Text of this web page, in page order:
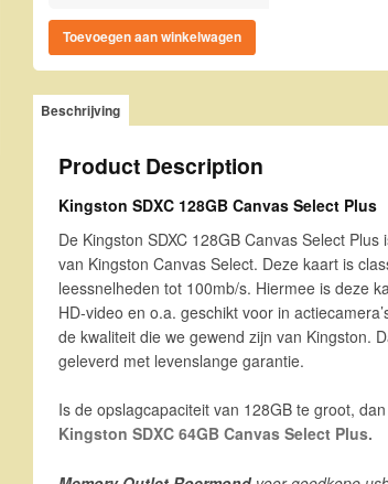
Toevoegen aan winkelwagen
Beschrijving
Product Description
Kingston SDXC 128GB Canvas Select Plus
De Kingston SDXC 128GB Canvas Select
van Kingston Canvas Select. Deze kaart is
leessnelheden tot 100mb/s. Hiermee is deze
HD-video en o.a. geschikt voor in
de kwaliteit die we gewend zijn van Kingston.
geleverd met levenslange garantie.
Is de opslagcapaciteit van 128GB te groot,
Kingston SDXC 64GB Canvas Select Plus.